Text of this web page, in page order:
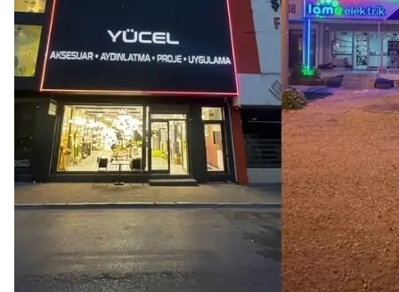
Arabic
French